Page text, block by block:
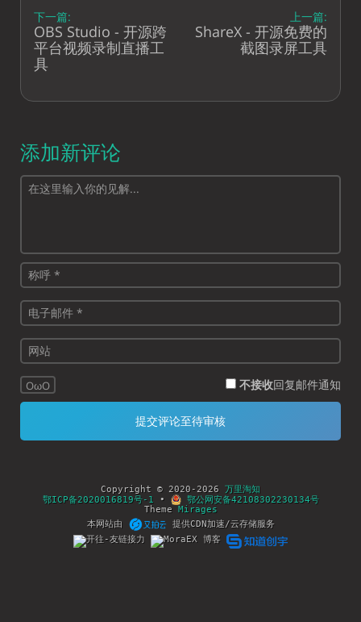
下一篇:
OBS Studio - 开源跨
平台视频录制直播工
具
上一篇:
ShareX - 开源免费的
截图录屏工具
添加新评论
OωO 不接收回复邮件通知
Copyright © 2020-2026 万里淘知
鄂ICP备2020016819号-1 •
鄂公网安备42108302230134号
Theme Mirages
本网站由
提供CDN加速/云存储服务